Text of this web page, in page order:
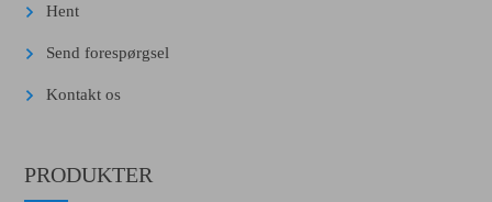
Hent
Send forespørgsel
Kontakt os
PRODUKTER